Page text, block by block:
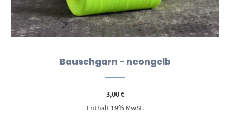
Bauschgarn – neongelb
3,00€
Enthält 19% MwSt.